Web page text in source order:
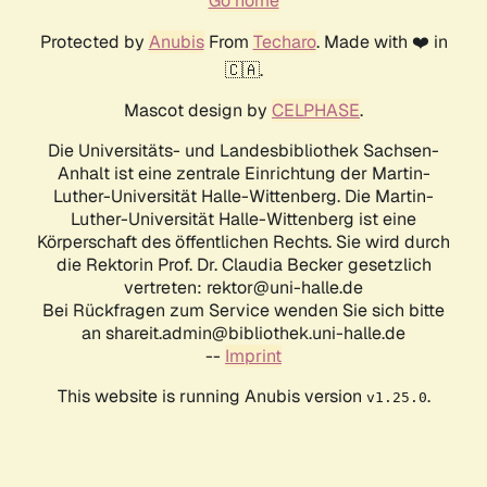
Protected by AnubisFrom Techaro. Made with ❤️ in
🇨🇦.
Mascot design by CELPHASE.
Die Universitäts- und Landesbibliothek Sachsen-
Anhalt ist eine zentrale Einrichtung der Martin-
Luther-Universität Halle-Wittenberg. Die Martin-
Luther-Universität Halle-Wittenberg ist eine
Körperschaft des öffentlichen Rechts. Sie wird durch
die Rektorin Prof. Dr. Claudia Becker gesetzlich
vertreten: rektor@uni-halle.de
Bei Rückfragen zum Service wenden Sie sich bitte
an shareit.admin@bibliothek.uni-halle.de
-- Imprint
This website is running Anubis version v1.25.0.